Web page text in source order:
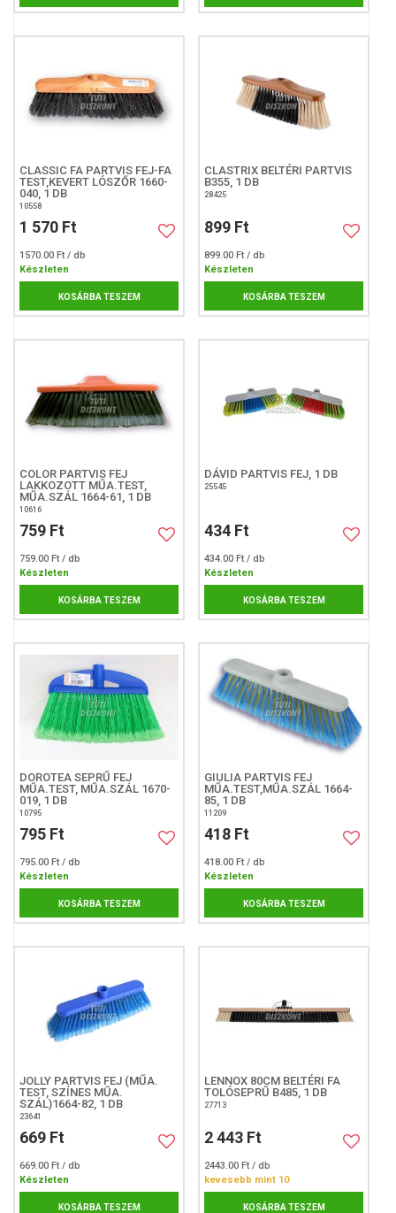
CLASSIC FA PARTVIS FEJ-FA
TEST,KEVERT LÓSZŐR 1660-
040, 1 DB
10558
1 570 Ft
1570.00 Ft / db
Készleten
KOSÁRBA TESZEM
CLASTRIX BELTÉRI PARTVIS
B355, 1 DB
28425
899 Ft
899.00 Ft / db
Készleten
KOSÁRBA TESZEM
COLOR PARTVIS FEJ
LAKKOZOTT MŰA.TEST,
MŰA.SZÁL 1664-61, 1 DB
10616
759 Ft
759.00 Ft / db
Készleten
KOSÁRBA TESZEM
DÁVID PARTVIS FEJ, 1 DB
25545
434 Ft
434.00 Ft / db
Készleten
KOSÁRBA TESZEM
DOROTEA SEPRŰ FEJ
MŰA.TEST, MŰA.SZÁL 1670-
019, 1 DB
10795
795 Ft
795.00 Ft / db
Készleten
KOSÁRBA TESZEM
GIULIA PARTVIS FEJ
MŰA.TEST,MŰA.SZÁL 1664-
85, 1 DB
11209
418 Ft
418.00 Ft / db
Készleten
KOSÁRBA TESZEM
JOLLY PARTVIS FEJ (MŰA.
TEST, SZÍNES MŰA.
SZÁL)1664-82, 1 DB
23641
669 Ft
669.00 Ft / db
Készleten
KOSÁRBA TESZEM
LENNOX 80CM BELTÉRI FA
TOLÓSEPRŰ B485, 1 DB
27713
2 443 Ft
2443.00 Ft / db
kevesebb mint 10
KOSÁRBA TESZEM